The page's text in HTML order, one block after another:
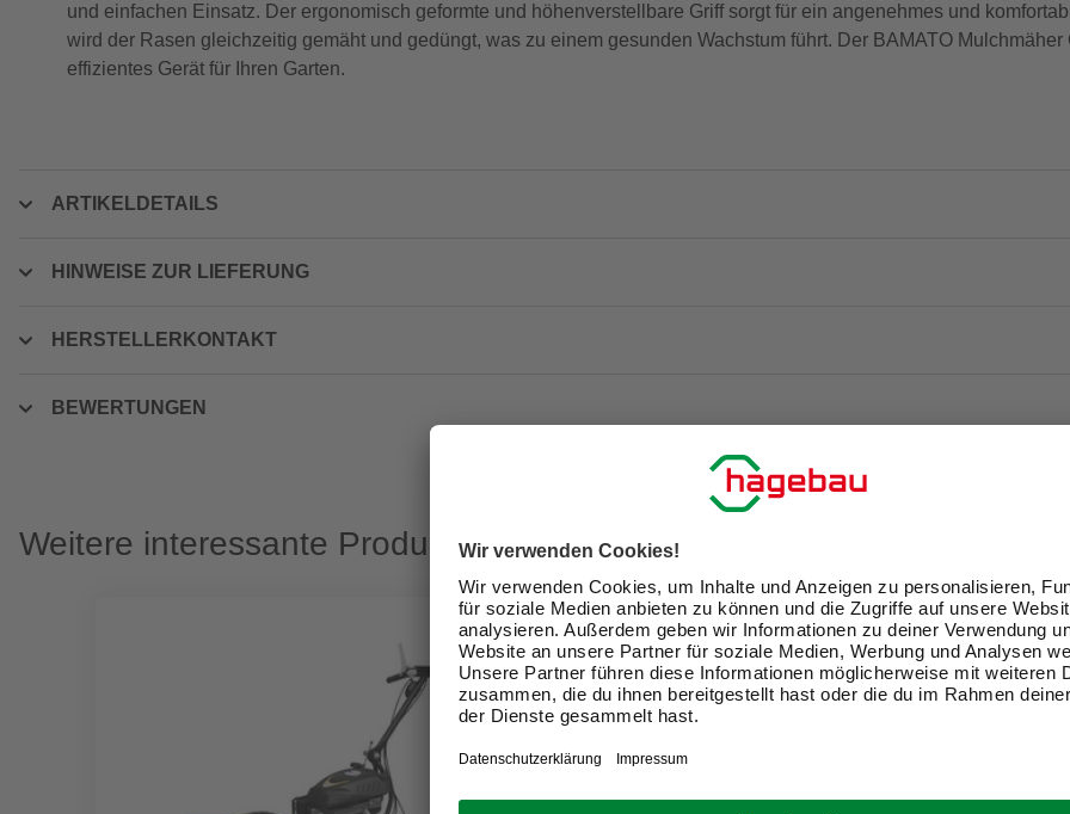
und einfachen Einsatz. Der ergonomisch geformte und höhenverstellbare Griff sorgt für ein angenehmes und
wird der Rasen gleichzeitig gemäht und gedüngt, was zu einem gesunden Wachstum führt. Der BAMATO Mulchmäher
effizientes Gerät für Ihren Garten.
ARTIKELDETAILS
HINWEISE ZUR LIEFERUNG
HERSTELLERKONTAKT
BEWERTUNGEN
Weitere interessante Produkte